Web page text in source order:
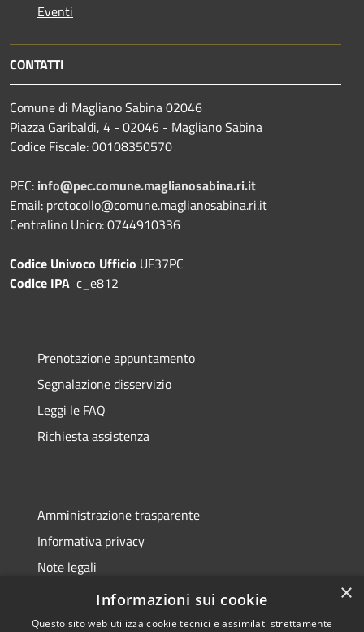
Eventi
CONTATTI
Comune di Magliano Sabina 02046
Piazza Garibaldi, 4 - 02046 - Magliano Sabina
Codice Fiscale: 00108350570
PEC: info@pec.comune.maglianosabina.ri.it
Email: protocollo@comune.maglianosabina.ri.it
Centralino Unico: 0744910336
Codice Univoco Ufficio UF37PC
Codice IPA c_e812
Prenotazione appuntamento
Segnalazione disservizio
Leggi le FAQ
Richiesta assistenza
Amministrazione trasparente
Informativa privacy
Note legali
Dichiarazione di accessibilità
×
Informazioni sui cookie
Questo sito web utilizza cookie tecnici e assimilati strettamente